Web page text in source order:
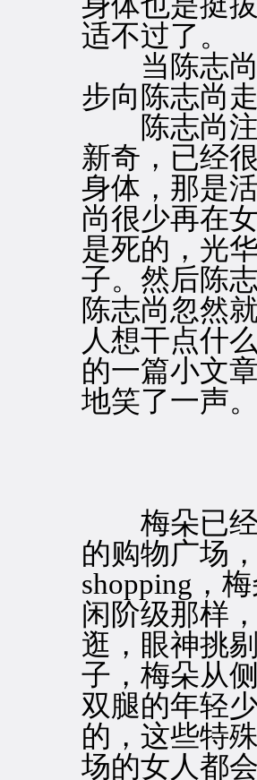
适不过了。
当陈志尚
步向陈志尚走
陈志尚注
新奇，已经
身体，那是
尚很少再在
是死的，光
子。然后陈
陈志尚忽然
人想干点什
的一篇小文
地笑了一声。
梅朵已经
的购物广场
shopping，
闲阶级那样
逛，眼神挑
子，梅朵从
双腿的年轻
的，这些特
场的女人都